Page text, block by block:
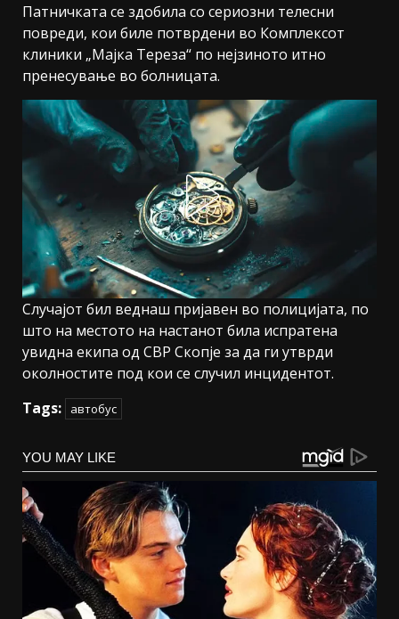
Патничката се здобила со сериозни телесни
повреди, кои биле потврдени во Комплексот
клиники „Мајка Тереза“ по нејзиното итно
пренесување во болницата.
Случајот бил веднаш пријавен во полицијата, по
што на местото на настанот била испратена
увидна екипа од СВР Скопје за да ги утврди
околностите под кои се случил инцидентот.
Tags:
автобус